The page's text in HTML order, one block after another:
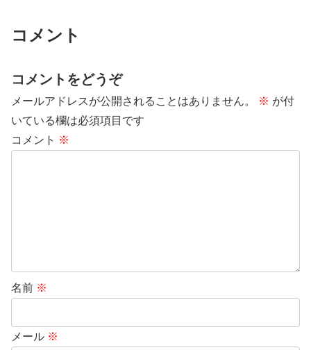
コメント
コメントをどうぞ
メールアドレスが公開されることはありません。 ※ が付
いている欄は必須項目です
コメント ※
名前 ※
メール ※